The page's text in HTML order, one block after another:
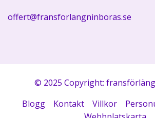
offert@fransforlangninboras.se
© 2025 Copyright:
Blogg
Kontakt Villkor